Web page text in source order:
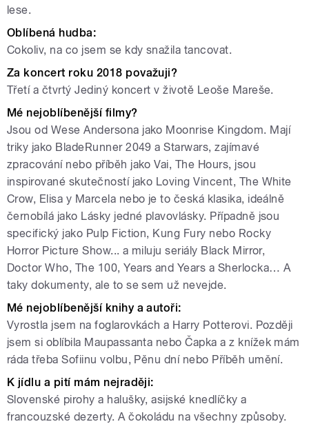
lese.
Oblíbená hudba:
Cokoliv, na co jsem se kdy snažila tancovat.
Za koncert roku 2018 považuji?
Třetí a čtvrtý Jediný koncert v životě Leoše Mareše.
Mé nejoblíbenější filmy?
Jsou od Wese Andersona jako Moonrise Kingdom. Mají
triky jako BladeRunner 2049 a Starwars, zajímavé
zpracování nebo příběh jako Vai, The Hours, jsou
inspirované skutečností jako Loving Vincent, The White
Crow, Elisa y Marcela nebo je to česká klasika, ideálně
černobílá jako Lásky jedné plavovlásky. Případně jsou
specifický jako Pulp Fiction, Kung Fury nebo Rocky
Horror Picture Show... a miluju seriály Black Mirror,
Doctor Who, The 100, Years and Years a Sherlocka… A
taky dokumenty, ale to se sem už nevejde.
Mé nejoblíbenější knihy a autoři:
Vyrostla jsem na foglarovkách a Harry Potterovi. Později
jsem si oblíbila Maupassanta nebo Čapka a z knížek mám
ráda třeba Sofiinu volbu, Pěnu dní nebo Příběh umění.
K jídlu a pití mám nejraději:
Slovenské pirohy a halušky, asijské knedlíčky a
francouzské dezerty. A čokoládu na všechny způsoby.